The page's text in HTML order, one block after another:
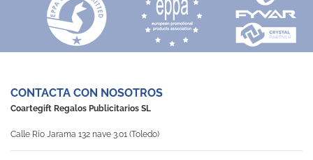
CONTACTA CON NOSOTROS
Coartegift Regalos Publicitarios SL
Calle Río Jarama 132 nave 3.01 (Toledo)